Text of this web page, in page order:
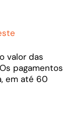
valor das
pagamentos
em até 60